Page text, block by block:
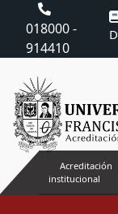
018000 -
914410
Acreditación
institucional